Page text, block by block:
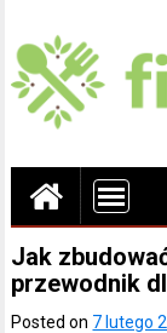
Jak
przewodnik
Posted on 7 lutego